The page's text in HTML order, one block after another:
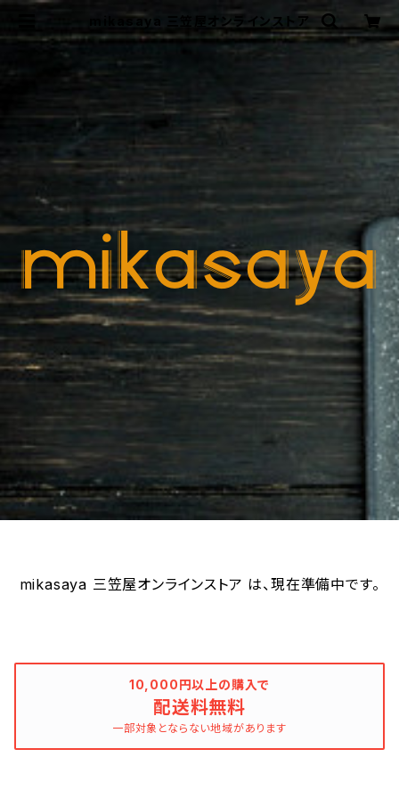
mikasaya 三笠屋オンラインストア
mikasaya 三笠屋オンラインストア は、現在準備中です。
10,000円以上の購入で
配送料無料
一部対象とならない地域があります